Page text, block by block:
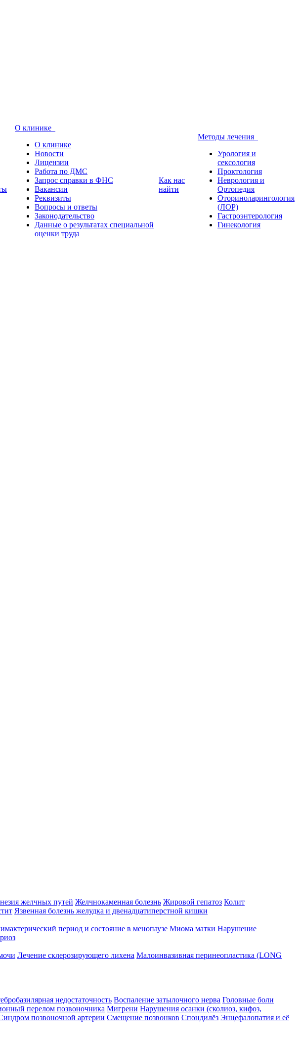
О клинике
О клинике
Новости
Лицензии
Работа по ДМС
Запрос справки в ФНС
Вакансии
Реквизиты
Вопросы и ответы
Законодательство
Данные о результатах специальной
оценки труда
Как нас
найти
Методы лечения
Урология и
сексология
Проктология
Неврология и
Ортопедия
Оториноларингология
(ЛОР)
Гастроэнтерология
Гинекология
желчных путей Желчнокаменная болезнь Жировой гепатоз Колит
Язвенная болезнь желудка и двенадцатиперстной кишки
период и состояние в менопаузе Миома матки Нарушение
Лечение склерозирующего лихена Малоинвазивная перинеопластика (LONG
недостаточность Воспаление затылочного нерва Головные боли
перелом позвоночника Мигрени Нарушения осанки (сколиоз, кифоз,
позвоночной артерии Смещение позвонков Спондилёз Энцефалопатия и её